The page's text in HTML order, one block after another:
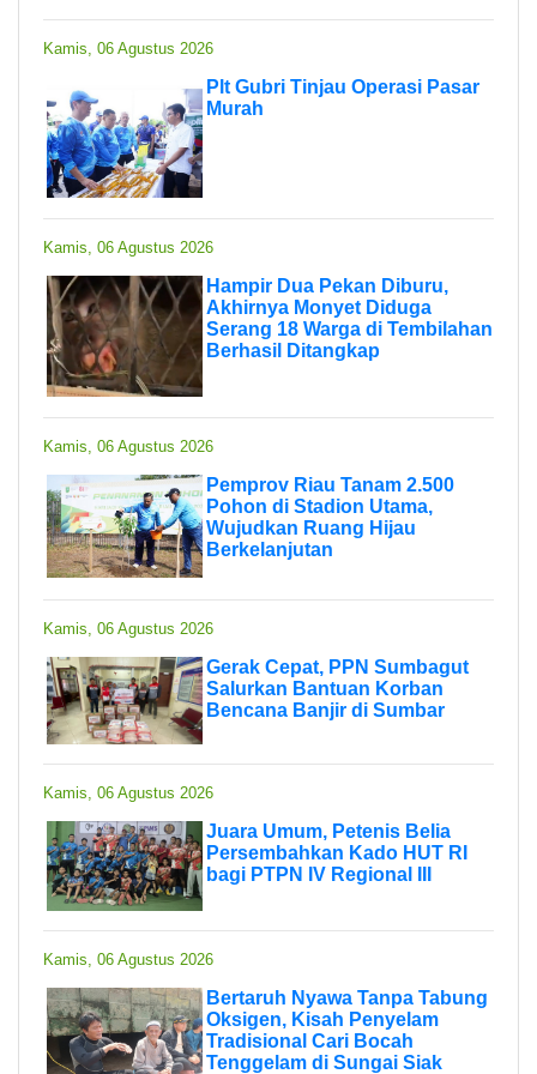
Kamis, 06 Agustus 2026
Plt Gubri Tinjau Operasi Pasar
Murah
Kamis, 06 Agustus 2026
Hampir Dua Pekan Diburu,
Akhirnya Monyet Diduga
Serang 18 Warga di Tembilahan
Berhasil Ditangkap
Kamis, 06 Agustus 2026
Pemprov Riau Tanam 2.500
Pohon di Stadion Utama,
Wujudkan Ruang Hijau
Berkelanjutan
Kamis, 06 Agustus 2026
Gerak Cepat, PPN Sumbagut
Salurkan Bantuan Korban
Bencana Banjir di Sumbar
Kamis, 06 Agustus 2026
Juara Umum, Petenis Belia
Persembahkan Kado HUT RI
bagi PTPN IV Regional III
Kamis, 06 Agustus 2026
Bertaruh Nyawa Tanpa Tabung
Oksigen, Kisah Penyelam
Tradisional Cari Bocah
Tenggelam di Sungai Siak